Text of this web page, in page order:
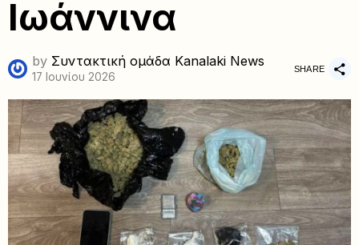
Ιωάννινα
by Συντακτική ομάδα Kanalaki News
17 Ιουνίου 2026
SHARE